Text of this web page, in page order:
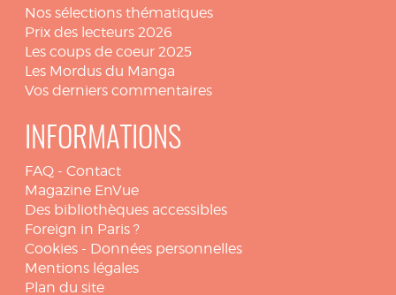
Nos sélections thématiques
Prix des lecteurs 2026
Les coups de coeur 2025
Les Mordus du Manga
Vos derniers commentaires
INFORMATIONS
FAQ - Contact
Magazine EnVue
Des bibliothèques accessibles
Foreign in Paris ?
Cookies - Données personnelles
Mentions légales
Plan du site